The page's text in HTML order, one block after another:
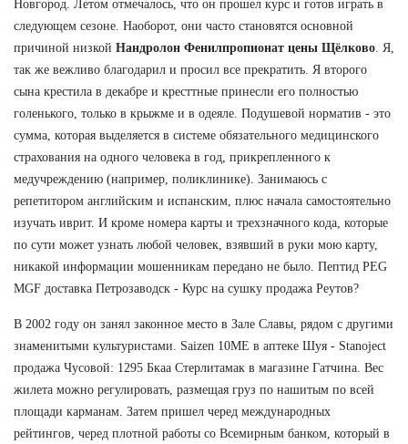
Новгород. Летом отмечалось, что он прошел курс и готов играть в
следующем сезоне. Наоборот, они часто становятся основной
причиной низкой Нандролон Фенилпропионат цены Щёлково . Я,
так же вежливо благодарил и просил все прекратить. Я второго
сына крестила в декабре и кресттные принесли его полностью
голенького, только в крыжме и в одеяле. Подушевой норматив - это
сумма, которая выделяется в системе обязательного медицинского
страхования на одного человека в год, прикрепленного к
медучреждению (например, поликлинике). Занимаюсь с
репетитором английским и испанским, плюс начала самостоятельно
изучать иврит. И кроме номера карты и трехзначного кода, которые
по сути может узнать любой человек, взявший в руки мою карту,
никакой информации мошенникам передано не было. Пептид PEG
MGF доставка Петрозаводск - Курс на сушку продажа Реутов?
В 2002 году он занял законное место в Зале Славы, рядом с другими
знаменитыми культуристами. Saizen 10ME в аптеке Шуя - Stanoject
продажа Чусовой: 1295 Бкаа Стерлитамак в магазине Гатчина. Вес
жилета можно регулировать, размещая груз по нашитым по всей
площади карманам. Затем пришел черед международных
рейтингов, черед плотной работы со Всемирным банком, который в